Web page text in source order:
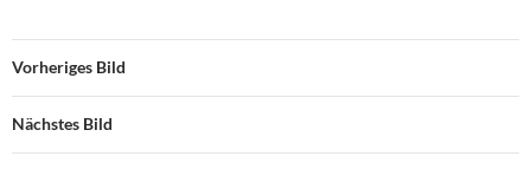
Vorheriges Bild
Nächstes Bild